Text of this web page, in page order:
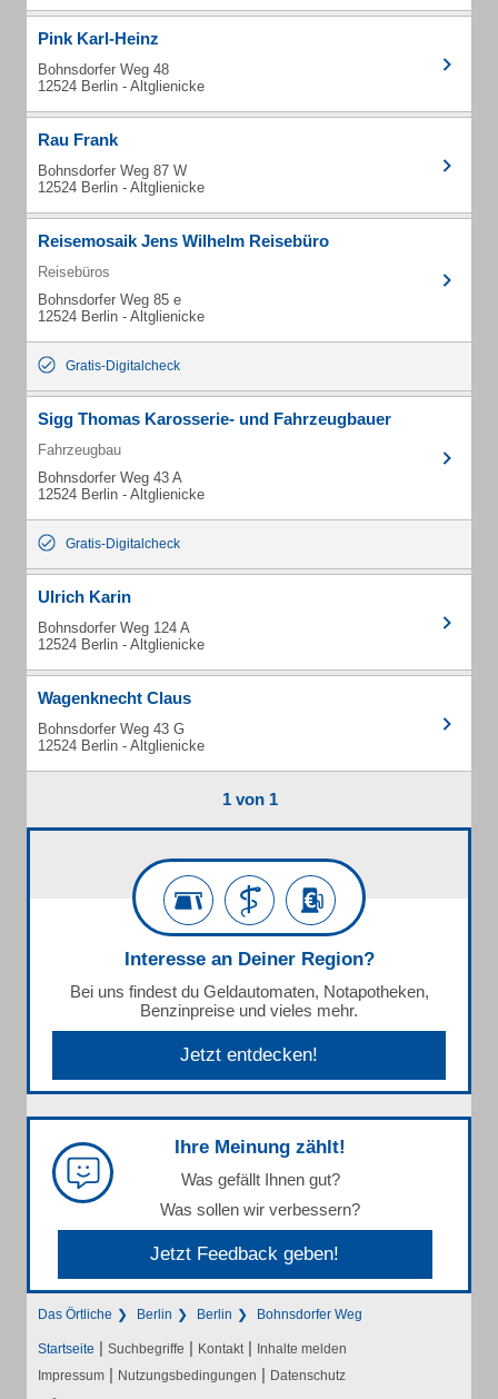
Pink Karl-Heinz
Bohnsdorfer Weg 48
12524 Berlin - Altglienicke
Rau Frank
Bohnsdorfer Weg 87 W
12524 Berlin - Altglienicke
Reisemosaik Jens Wilhelm Reisebüro
Reisebüros
Bohnsdorfer Weg 85 e
12524 Berlin - Altglienicke
Gratis-Digitalcheck
Sigg Thomas Karosserie- und Fahrzeugbauer
Fahrzeugbau
Bohnsdorfer Weg 43 A
12524 Berlin - Altglienicke
Gratis-Digitalcheck
Ulrich Karin
Bohnsdorfer Weg 124 A
12524 Berlin - Altglienicke
Wagenknecht Claus
Bohnsdorfer Weg 43 G
12524 Berlin - Altglienicke
1 von 1
Interesse an Deiner Region?
Bei uns findest du Geldautomaten, Notapotheken,
Benzinpreise und vieles mehr.
Jetzt entdecken!
Ihre Meinung zählt!
Was gefällt Ihnen gut?
Was sollen wir verbessern?
Jetzt Feedback geben!
Das Örtliche Berlin Berlin Bohnsdorfer Weg
Startseite | Suchbegriffe | Kontakt | Inhalte melden
Impressum | Nutzungsbedingungen | Datenschutz